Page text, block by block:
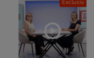
Exclusiv